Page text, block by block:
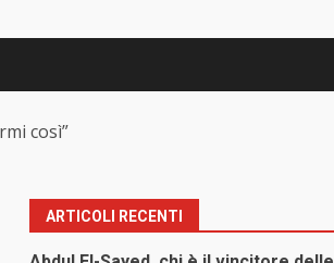
così”
ARTICOLI RECENTI